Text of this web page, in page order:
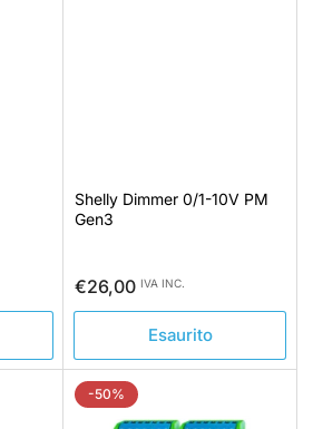
Shelly Dimmer 0/1-10V PM
Gen3
Prezzo
standard
€26,00 IVA INC.
Esaurito
-50%